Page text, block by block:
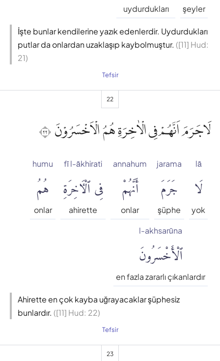
şeyler
uydurdukları
İşte bunlar kendilerine yazık edenlerdir. Uydurdukları
putlar da onlardan uzaklaşıp kaybolmuştur. ([11] Hud:
21)
Tefsir
22
لَاجَرَمَ اَنَّهُمْ فِى الْاٰخِرَةِ هُمُ الْاَخْسَرُوْنَ ٢٢
lā
لَا
yok
jarama
جَرَمَ
şüphe
annahum
أَنَّهُمْ
onlar
fī l-ākhirati
فِى ٱلْءَاخِرَةِ
ahirette
humu
هُمُ
onlar
l-akhsarūna
ٱلْأَخْسَرُونَ
en fazla zararlı çıkanlardır
Ahirette en çok kayba uğrayacaklar şüphesiz
bunlardır. ([11] Hud: 22)
Tefsir
23